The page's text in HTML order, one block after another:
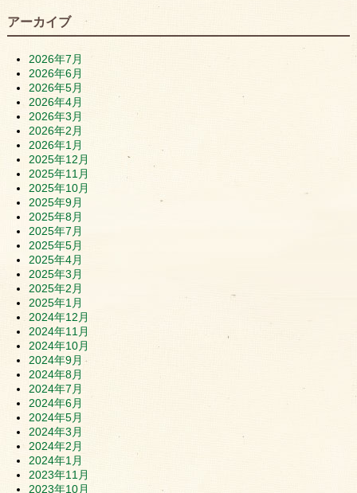
アーカイブ
2026年7月
2026年6月
2026年5月
2026年4月
2026年3月
2026年2月
2026年1月
2025年12月
2025年11月
2025年10月
2025年9月
2025年8月
2025年7月
2025年5月
2025年4月
2025年3月
2025年2月
2025年1月
2024年12月
2024年11月
2024年10月
2024年9月
2024年8月
2024年7月
2024年6月
2024年5月
2024年3月
2024年2月
2024年1月
2023年11月
2023年10月